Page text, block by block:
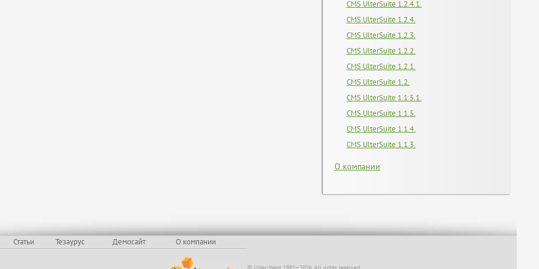
CMS UlterSuite 1.2.4.1.
CMS UlterSuite 1.2.4.
CMS UlterSuite 1.2.3.
CMS UlterSuite 1.2.2.
CMS UlterSuite 1.2.1.
CMS UlterSuite 1.2.
CMS UlterSuite 1.1.5.1.
CMS UlterSuite 1.1.5.
CMS UlterSuite 1.1.4.
CMS UlterSuite 1.1.3.
О компании
Статьи Тезаурус Демосайт О компании